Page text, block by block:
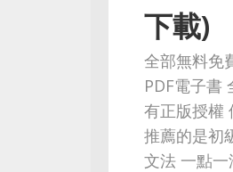
下載)
全部無料免
PDF電子書
有正版授權
推薦的是初
文法 一點一